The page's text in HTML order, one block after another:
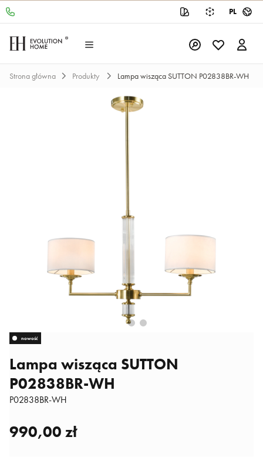
PL
Strona główna Produkty Lampa wisząca SUTTON P02838BR-WH
nowość
Lampa wisząca SUTTON
P02838BR-WH
P02838BR-WH
990,00 zł